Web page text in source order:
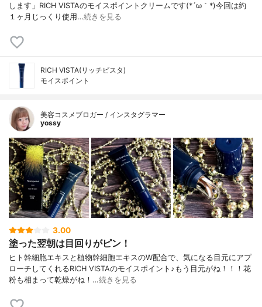
ノトケイソウ果実エキス、安息香酸Na、ト
ロポロン、ポリソルベート６０、１，２－
コフェロール、（アクリレーツ/アクリル酸
します」RICH VISTAのモイスポイントクリームです(*´ω｀*)今回は約
１ヶ月じっくり使用…続きを見る
RICH VISTA(リッチビスタ)
モイスポイント
美容コスメブロガー / インスタグラマー
yossy
3.00
塗った翌朝は目回りがピン！
ヒト幹細胞エキスと植物幹細胞エキスのW配合で、気になる目元にアプ
ローチしてくれるRICH VISTAのモイスポイント♪もう目元がね！！！花
粉も相まって乾燥がね！…続きを見る